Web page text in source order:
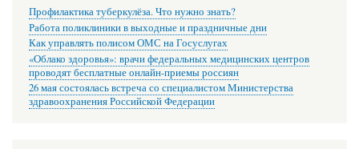
Профилактика туберкулёза. Что нужно знать?
Работа поликлиники в выходные и праздничные дни
Как управлять полисом ОМС на Госуслугах
«Облако здоровья»: врачи федеральных медицинских центров
проводят бесплатные онлайн-приемы россиян
26 мая состоялась встреча со специалистом Министерства
здравоохранения Российской Федерации